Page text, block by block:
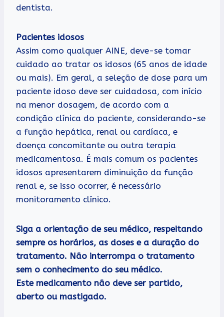
dentista.
Pacientes idosos
Assim como qualquer AINE, deve-se tomar
cuidado ao tratar os idosos (65 anos de idade
ou mais). Em geral, a seleção de dose para um
paciente idoso deve ser cuidadosa, com início
na menor dosagem, de acordo com a
condição clínica do paciente, considerando-se
a função hepática, renal ou cardíaca, e
doença concomitante ou outra terapia
medicamentosa. É mais comum os pacientes
idosos apresentarem diminuição da função
renal e, se isso ocorrer, é necessário
monitoramento clínico.
Siga a orientação de seu médico, respeitando
sempre os horários, as doses e a duração do
tratamento. Não interrompa o tratamento
sem o conhecimento do seu médico.
Este medicamento não deve ser partido,
aberto ou mastigado.